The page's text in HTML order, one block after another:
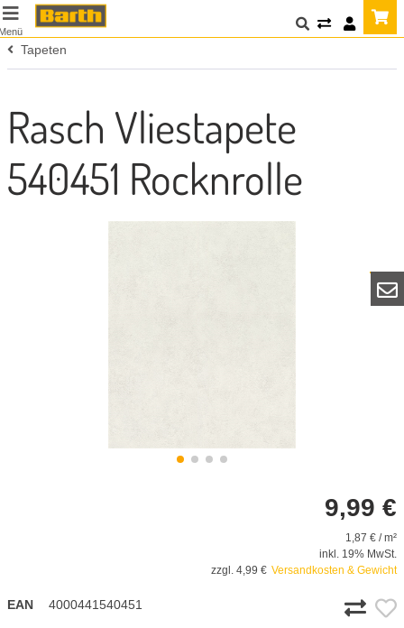
Tapeten
Rasch Vliestapete
540451 Rocknrolle
9,99 €
1,87 € / m²
inkl. 19% MwSt.
zzgl. 4,99 € Versandkosten & Gewicht
EAN 4000441540451